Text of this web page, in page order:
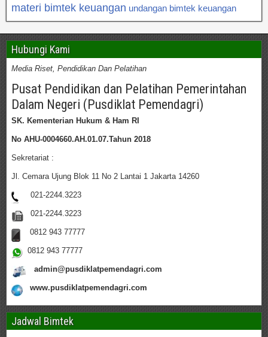
materi bimtek keuangan undangan bimtek keuangan
Hubungi Kami
Media Riset, Pendidikan Dan Pelatihan
Pusat Pendidikan dan Pelatihan Pemerintahan
Dalam Negeri (Pusdiklat Pemendagri)
SK. Kementerian Hukum & Ham RI
No AHU-0004660.AH.01.07.Tahun 2018
Sekretariat :
Jl. Cemara Ujung Blok 11 No 2 Lantai 1 Jakarta 14260
021-2244.3223
021-2244.3223
0812 943 77777
0812 943 77777
admin@pusdiklatpemendagri.com
www.pusdiklatpemendagri.com
Jadwal Bimtek